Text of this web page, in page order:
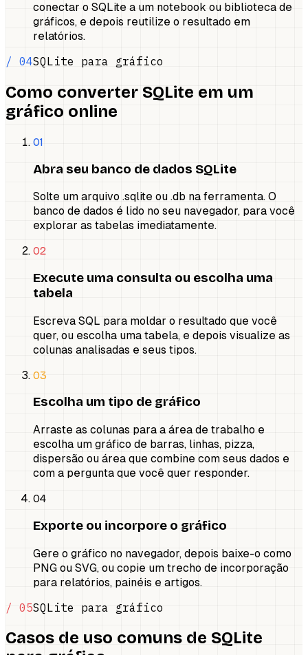
conectar o SQLite a um notebook ou biblioteca de
gráficos, e depois reutilize o resultado em
relatórios.
/ 04SQLite para gráfico
Como converter SQLite em um
gráfico online
01
Abra seu banco de dados SQLite
Solte um arquivo .sqlite ou .db na ferramenta. O
banco de dados é lido no seu navegador, para você
explorar as tabelas imediatamente.
02
Execute uma consulta ou escolha uma
tabela
Escreva SQL para moldar o resultado que você
quer, ou escolha uma tabela, e depois visualize as
colunas analisadas e seus tipos.
03
Escolha um tipo de gráfico
Arraste as colunas para a área de trabalho e
escolha um gráfico de barras, linhas, pizza,
dispersão ou área que combine com seus dados e
com a pergunta que você quer responder.
04
Exporte ou incorpore o gráfico
Gere o gráfico no navegador, depois baixe-o como
PNG ou SVG, ou copie um trecho de incorporação
para relatórios, painéis e artigos.
/ 05SQLite para gráfico
Casos de uso comuns de SQLite